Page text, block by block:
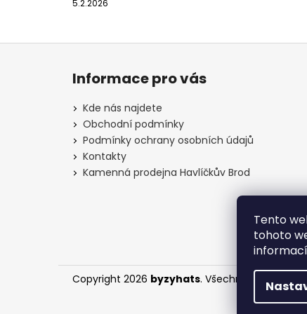
Tento
tohoto
informací
5.2.2026
Z
Informace pro vás
Kde nás najdete
Obchodní podmínky
Podmínky ochrany osobních údajů
Kontakty
Kamenná prodejna Havlíčkův Brod
Copyright 2026 byzyhats. Všechna práva